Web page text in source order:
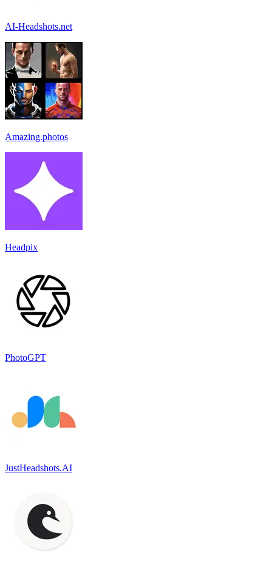
AI-Headshots.net
Amazing.photos
Headpix
PhotoGPT
JustHeadshots.AI